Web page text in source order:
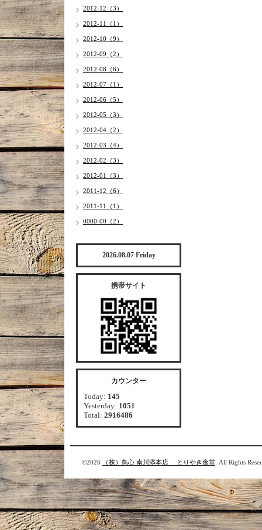
2012-12（3）
2012-11（1）
2012-10（9）
2012-09（2）
2012-08（6）
2012-07（1）
2012-06（5）
2012-05（3）
2012-04（2）
2012-03（4）
2012-02（3）
2012-01（3）
2011-12（6）
2011-11（1）
0000-00（2）
2026.08.07 Friday
携帯サイト
カウンター
Today: 145
Yesterday: 1051
Total: 2916486
©2026 （株）鳥心 南川添本店 とりやき食堂 . All Rights